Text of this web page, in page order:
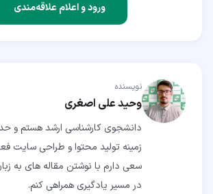
ورود و اعلام علاقه‌مندی
نویسنده
وحید علی اصغری
زمینه تولید محتوا و طراحی سایت
سعی دارم با نوشتن مقاله های به
در مسیر یادگیری همراهی کنم.